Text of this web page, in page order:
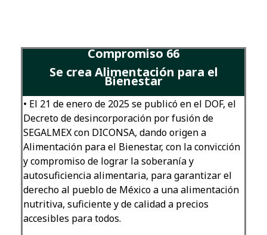
Compromiso 66
Se crea Alimentación para el
Bienestar
• El 21 de enero de 2025 se publicó en el DOF, el
Decreto de desincorporación por fusión de
SEGALMEX con DICONSA, dando origen a
Alimentación para el Bienestar, con la convicción
y compromiso de lograr la soberanía y
autosuficiencia alimentaria, para garantizar el
derecho al pueblo de México a una alimentación
nutritiva, suficiente y de calidad a precios
accesibles para todos.